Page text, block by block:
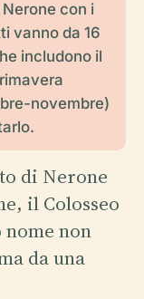
con i
vanno da 16
includono il
novembre)
di Nerone
il Colosseo
nome non
da una